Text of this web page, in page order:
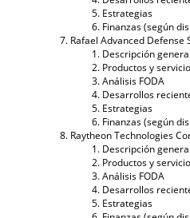
Estrategias
Finanzas (según
Rafael Advanced Defense
Descripción general
Productos y
Análisis FODA
Desarrollos
Estrategias
Finanzas (según
Raytheon Technologies
Descripción general
Productos y
Análisis FODA
Desarrollos
Estrategias